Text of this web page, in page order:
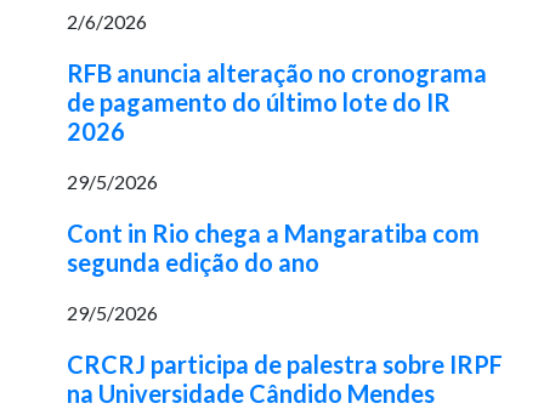
2/6/2026
RFB anuncia alteração no cronograma
de pagamento do último lote do IR
2026
29/5/2026
Cont in Rio chega a Mangaratiba com
segunda edição do ano
29/5/2026
CRCRJ participa de palestra sobre IRPF
na Universidade Cândido Mendes